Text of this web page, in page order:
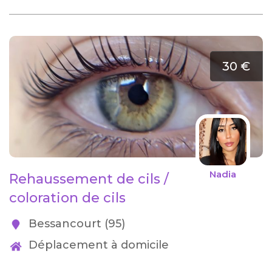
30 €
Nadia
Rehaussement de cils /
coloration de cils
Bessancourt (95)
Déplacement à domicile